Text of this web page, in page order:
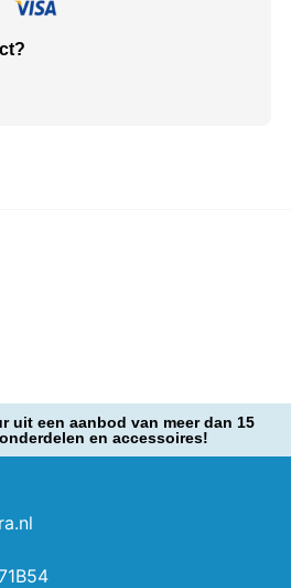
uit een aanbod van meer dan 15
en accessoires!